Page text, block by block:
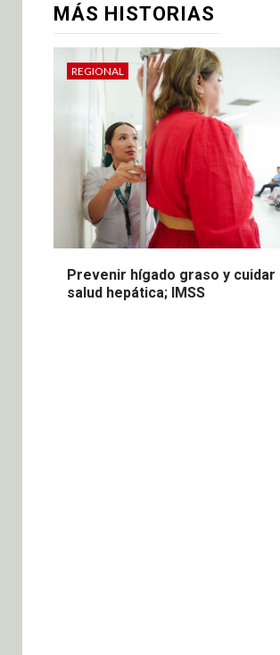
MÁS HISTORIAS
REGIONAL
Prevenir hígado graso y cuidar
salud hepática; IMSS